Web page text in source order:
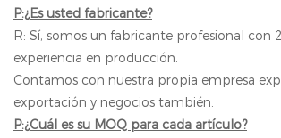
P:¿Es usted fabricante?
R: Sí, somos un fabricante profesional con
experiencia en producción.
Contamos con nuestra propia empresa
exportación y negocios también.
P:¿Cuál es su MOQ para cada artículo?